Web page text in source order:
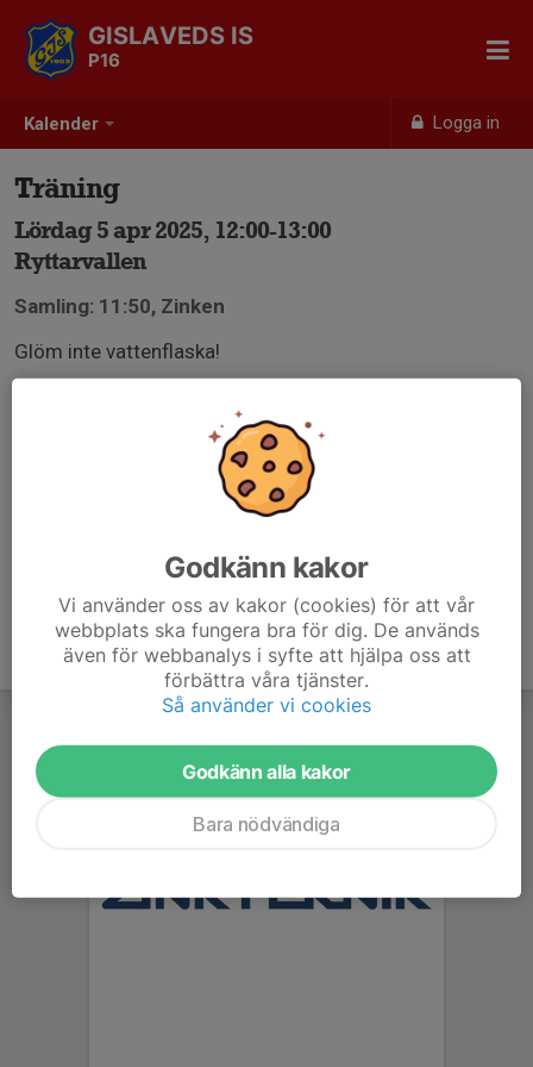
Kalender Logga in
GISLAVEDS IS
P16
Träning
Lördag 5 apr 2025, 12:00-13:00
Ryttarvallen
Samling: 11:50, Zinken
Glöm inte vattenflaska!
Godkänn kakor
Vi använder oss av kakor (cookies) för att vår
webbplats ska fungera bra för dig. De används
även för webbanalys i syfte att hjälpa oss att
förbättra våra tjänster.
Så använder vi cookies
Godkänn alla kakor
Bara nödvändiga